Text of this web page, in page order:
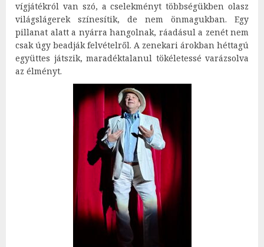
vígjátékról van szó, a cselekményt többségükben olasz
világslágerek színesítik, de nem önmagukban. Egy
pillanat alatt a nyárra hangolnak, ráadásul a zenét nem
csak úgy beadják felvételről. A zenekari árokban héttagú
együttes játszik, maradéktalanul tökéletessé varázsolva
az élményt.